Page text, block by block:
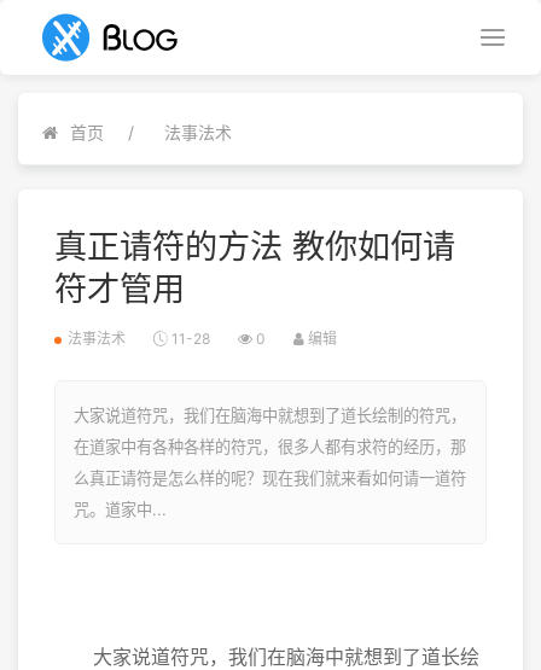
首页 法事法术
真正请符的方法 教你如何请
符才管用
法事法术 11-28 0 编辑
大家说道符咒，我们在脑海中就想到了道长绘制的符咒，
在道家中有各种各样的符咒，很多人都有求符的经历，那
么真正请符是怎么样的呢？现在我们就来看如何请一道符
咒。道家中...
大家说道符咒，我们在脑海中就想到了道长绘